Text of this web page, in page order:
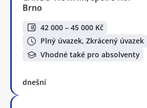
Brno
42 000 – 45 000 Kč
Plný úvazek, Zkrácený úvazek
Vhodné také pro absolventy
dnešní